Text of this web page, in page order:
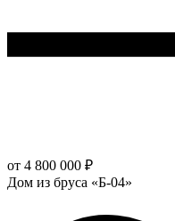
от 4 800 000 ₽
Дом из бруса «Б-04»